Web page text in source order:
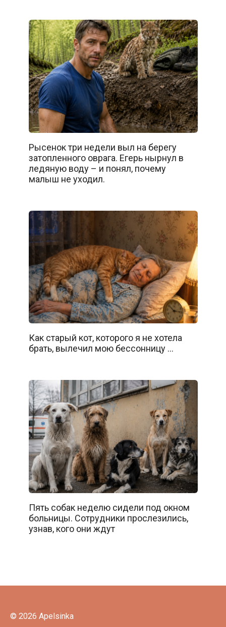
Рысенок три недели выл на берегу
затопленного оврага. Егерь нырнул в
ледяную воду – и понял, почему
малыш не уходил.
Как старый кот, которого я не хотела
брать, вылечил мою бессонницу …
Пять собак неделю сидели под окном
больницы. Сотрудники прослезились,
узнав, кого они ждут
© 2026 Apelsinka